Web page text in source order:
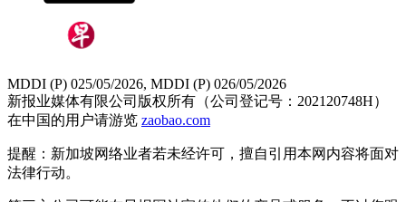
MDDI (P) 025/05/2026, MDDI (P) 026/05/2026
新报业媒体有限公司版权所有（公司登记号：202120748H）
在中国的用户请游览 zaobao.com
提醒：新加坡网络业者若未经许可，擅自引用本网内容将面对
法律行动。